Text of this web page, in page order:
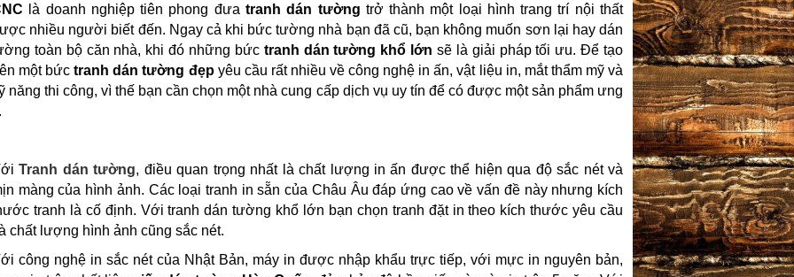
là doanh nghiệp tiên phong đưa tranh dán tường trở thành một loại hình trang trí nội thất
nhiều người biết đến. Ngay cả khi bức tường nhà bạn đã cũ, bạn không muốn sơn lại hay dán
toàn bộ căn nhà, khi đó những bức tranh dán tường khổ lớn sẽ là giải pháp tối ưu. Để tạo
một bứctranh dán tường đẹpyêu cầu rất nhiều về công nghệ in ấn, vật liệu in, mắt thẩm mỹ và
năng thi công, vì thế bạn cần chọn một nhà cung cấp dịch vụ uy tín để có được một sản phẩm ưng
Tranh dán tường, điều quan trọng nhất là chất lượng in ấn được thể hiện qua độ sắc nét và
màng của hình ảnh. Các loại tranh in sẵn của Châu Âu đáp ứng cao về vấn đề này nhưng kích
tranh là cố định. Với tranh dán tường khổ lớn bạn chọn tranh đặt in theo kích thước yêu cầu
chất lượng hình ảnh cũng sắc nét.
công nghệ in sắc nét của Nhật Bản, máy in được nhập khẩu trực tiếp, với mực in nguyên bản,